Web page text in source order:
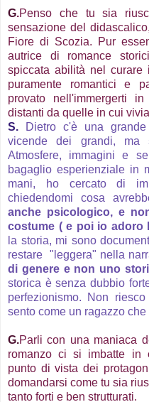
G.Penso che tu sia
sensazione del
Fiore di Scozia. Pur
autrice di romance
spiccata abilità nel
puramente romantici e
provato nell'immergerti
distanti da quelle in cui
S. Dietro c'è una
vicende dei grandi, ma
Atmosfere, immagini e
bagaglio esperienziale in
mani, ho cercato di
chiedendomi cosa
anche psicologico, e
costume ( e poi io adoro
la storia, mi sono
restare "leggera" nella
di genere e non uno
storica è senza dubbio
perfezionismo. Non
sento come un ragazzo
G.Parli con una maniaca
romanzo ci si imbatte in
punto di vista dei
domandarsi come tu sia
tanto forti e ben strutturati.